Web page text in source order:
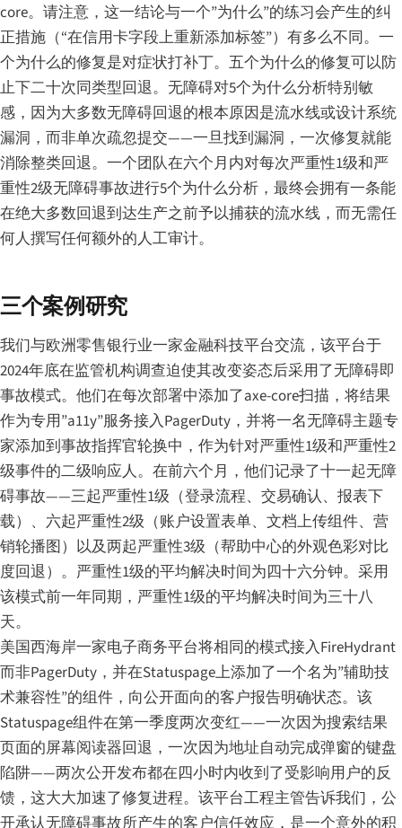
core。请注意，这一结论与一个”为什么”的练习会产生的纠
正措施（“在信用卡字段上重新添加标签”）有多么不同。一
个为什么的修复是对症状打补丁。五个为什么的修复可以防
止下二十次同类型回退。无障碍对5个为什么分析特别敏
感，因为大多数无障碍回退的根本原因是流水线或设计系统
漏洞，而非单次疏忽提交——一旦找到漏洞，一次修复就能
消除整类回退。一个团队在六个月内对每次严重性1级和严
重性2级无障碍事故进行5个为什么分析，最终会拥有一条能
在绝大多数回退到达生产之前予以捕获的流水线，而无需任
何人撰写任何额外的人工审计。
三个案例研究
我们与欧洲零售银行业一家金融科技平台交流，该平台于
2024年底在监管机构调查迫使其改变姿态后采用了无障碍即
事故模式。他们在每次部署中添加了axe-core扫描，将结果
作为专用”a11y”服务接入PagerDuty，并将一名无障碍主题专
家添加到事故指挥官轮换中，作为针对严重性1级和严重性2
级事件的二级响应人。在前六个月，他们记录了十一起无障
碍事故——三起严重性1级（登录流程、交易确认、报表下
载）、六起严重性2级（账户设置表单、文档上传组件、营
销轮播图）以及两起严重性3级（帮助中心的外观色彩对比
度回退）。严重性1级的平均解决时间为四十六分钟。采用
该模式前一年同期，严重性1级的平均解决时间为三十八
天。
美国西海岸一家电子商务平台将相同的模式接入FireHydrant
而非PagerDuty，并在Statuspage上添加了一个名为”辅助技
术兼容性”的组件，向公开面向的客户报告明确状态。该
Statuspage组件在第一季度两次变红——一次因为搜索结果
页面的屏幕阅读器回退，一次因为地址自动完成弹窗的键盘
陷阱——两次公开发布都在四小时内收到了受影响用户的反
馈，这大大加速了修复进程。该平台工程主管告诉我们，公
开承认无障碍事故所产生的客户信任效应，是一个意外的积